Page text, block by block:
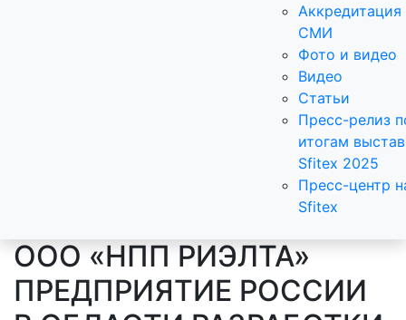
Аккредитация
СМИ
Фото и видео
Видео
Статьи
Пресс-релиз
итогам
Sfitex 2025
Пресс-центр
Sfitex
ООО «НПП РИЭЛТА»
ПРЕДПРИЯТИЕ РОССИИ